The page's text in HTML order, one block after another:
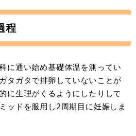
程
に通い始め基礎体温を測ってい
タガタで排卵していないことが
に生理がくるようにしたりして
ッドを服用し2周期目に妊娠しま